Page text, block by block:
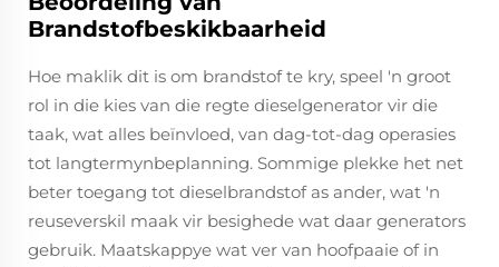
Brandstofbeskikbaarheid
Hoe maklik dit is om brandstof te kry, speel 'n groot
rol in die kies van die regte dieselgenerator vir die
taak, wat alles beïnvloed, van dag-tot-dag operasies
tot langtermynbeplanning. Sommige plekke het net
beter toegang tot dieselbrandstof as ander, wat 'n
reuseverskil maak vir besighede wat daar generators
gebruik. Maatskappye wat ver van hoofpaaie of in